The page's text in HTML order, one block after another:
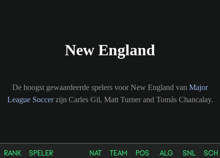
New England
De hoogst gewaardeerde spelers voor New England van Major
League Soccerzijn Carles Gil, Matt Turner and Tomás Chancalay.
RANK SPELER NAT TEAM POS ALG SNL SCH